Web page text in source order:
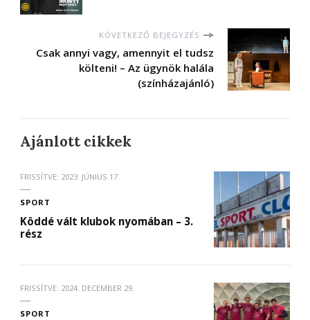
KÖVETKEZŐ BEJEGYZÉS
Csak annyi vagy, amennyit el tudsz
költeni! – Az ügynök halála
(színházajánló)
Ajánlott cikkek
FRISSÍTVE: 2023. JÚNIUS 17.
SPORT
Köddé vált klubok nyomában – 3.
rész
FRISSÍTVE: 2024. DECEMBER 29.
SPORT